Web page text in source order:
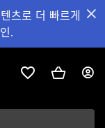
츠로 더 빠르게
.